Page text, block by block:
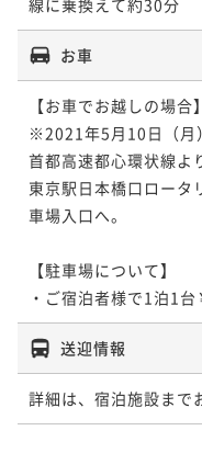
お車
【お車でお越しの場合】
※2021年5月10日（月
首都高速都心環状線よ
東京駅日本橋口ロータ
車場入口へ。
【駐車場について】
・ご宿泊者様で1泊1
送迎情報
詳細は、宿泊施設まで